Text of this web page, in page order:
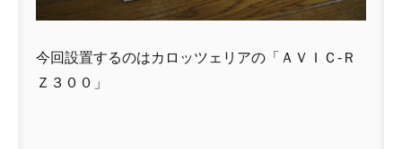
今回設置するのはカロッツェリアの「ＡＶＩＣ-Ｒ
Ｚ３００」